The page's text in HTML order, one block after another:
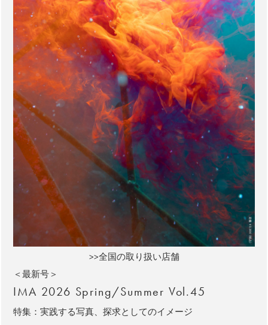
>>全国の取り扱い店舗
＜最新号＞
IMA 2026 Spring/Summer Vol.45
特集：実践する写真、探求としてのイメージ